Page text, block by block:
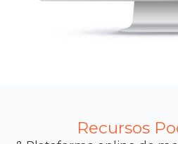
Recursos